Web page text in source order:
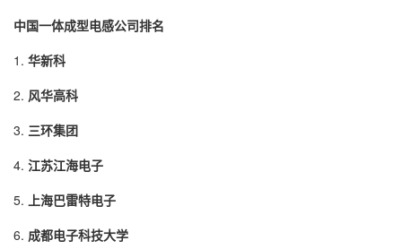
中国一体成型电感公司排名
1. 华新科
2. 风华高科
3. 三环集团
4. 江苏江海电子
5. 上海巴雷特电子
6. 成都电子科技大学